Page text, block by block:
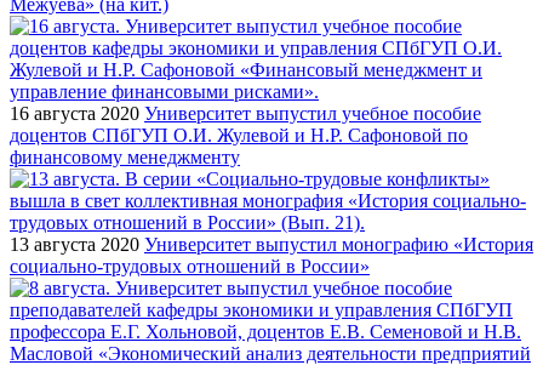
Межуева» (на кит.)
16 августа 2020 Университет выпустил учебное пособие
доцентов СПбГУП О.И. Жулевой и Н.Р. Сафоновой по
финансовому менеджменту
13 августа 2020 Университет выпустил монографию «История
социально-трудовых отношений в России»